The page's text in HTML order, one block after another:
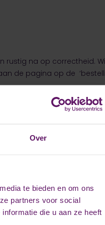
Over
te bieden en om ons
partners voor social
die u aan ze heeft
rustig na op correctheid.
de pagina op de
van jouw bestelling
eigen bank of Creditcard.
om achteraf middels